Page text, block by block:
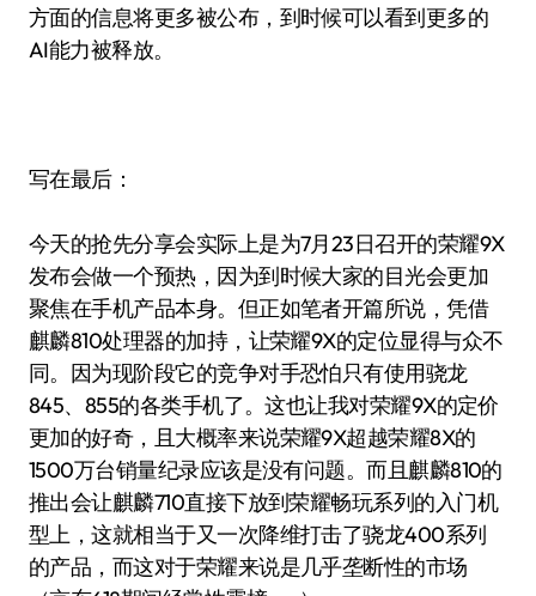
方面的信息将更多被公布，到时候可以看到更多的
AI能力被释放。
写在最后：
今天的抢先分享会实际上是为7月23日召开的荣耀9X
发布会做一个预热，因为到时候大家的目光会更加
聚焦在手机产品本身。但正如笔者开篇所说，凭借
麒麟810处理器的加持，让荣耀9X的定位显得与众不
同。因为现阶段它的竞争对手恐怕只有使用骁龙
845、855的各类手机了。这也让我对荣耀9X的定价
更加的好奇，且大概率来说荣耀9X超越荣耀8X的
1500万台销量纪录应该是没有问题。而且麒麟810的
推出会让麒麟710直接下放到荣耀畅玩系列的入门机
型上，这就相当于又一次降维打击了骁龙400系列
的产品，而这对于荣耀来说是几乎垄断性的市场